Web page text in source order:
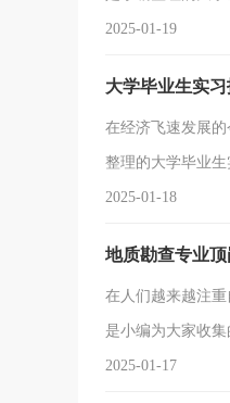
2025-01-19
大学毕业生实
在经济飞速发展
整理的大学毕业
2025-01-18
地质勘查专业
在人们越来越注
是小编为大家收
2025-01-17